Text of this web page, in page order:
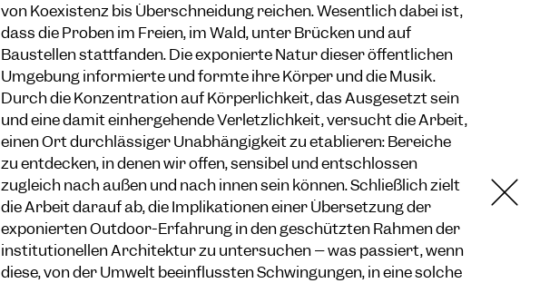
von Koexistenz bis Überschneidung reichen. Wesentlich dabei ist,
dass die Proben im Freien, im Wald, unter Brücken und auf
Baustellen stattfanden. Die exponierte Natur dieser öffentlichen
Umgebung informierte und formte ihre Körper und die Musik.
Durch die Konzentration auf Körperlichkeit, das Ausgesetzt sein
und eine damit einhergehende Verletzlichkeit, versucht die Arbeit,
einen Ort durchlässiger Unabhängigkeit zu etablieren: Bereiche
zu entdecken, in denen wir offen, sensibel und entschlossen
zugleich nach außen und nach innen sein können. Schließlich zielt
die Arbeit darauf ab, die Implikationen einer Übersetzung der
exponierten Outdoor-Erfahrung in den geschützten Rahmen der
institutionellen Architektur zu untersuchen – was passiert, wenn
diese, von der Umwelt beeinflussten Schwingungen, in eine solche